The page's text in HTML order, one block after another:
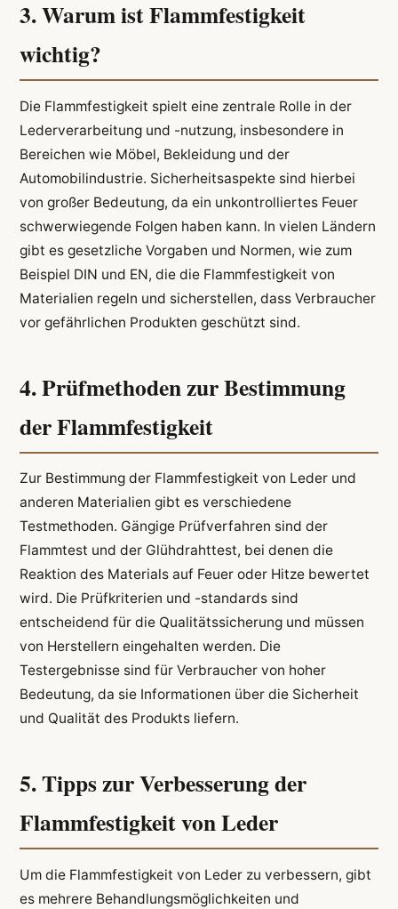
3. Warum ist Flammfestigkeit
wichtig?
Die Flammfestigkeit spielt eine zentrale Rolle in der
Lederverarbeitung und -nutzung, insbesondere in
Bereichen wie Möbel, Bekleidung und der
Automobilindustrie. Sicherheitsaspekte sind hierbei
von großer Bedeutung, da ein unkontrolliertes Feuer
schwerwiegende Folgen haben kann. In vielen Ländern
gibt es gesetzliche Vorgaben und Normen, wie zum
Beispiel DIN und EN, die die Flammfestigkeit von
Materialien regeln und sicherstellen, dass Verbraucher
vor gefährlichen Produkten geschützt sind.
4. Prüfmethoden zur Bestimmung
der Flammfestigkeit
Zur Bestimmung der Flammfestigkeit von Leder und
anderen Materialien gibt es verschiedene
Testmethoden. Gängige Prüfverfahren sind der
Flammtest und der Glühdrahttest, bei denen die
Reaktion des Materials auf Feuer oder Hitze bewertet
wird. Die Prüfkriterien und -standards sind
entscheidend für die Qualitätssicherung und müssen
von Herstellern eingehalten werden. Die
Testergebnisse sind für Verbraucher von hoher
Bedeutung, da sie Informationen über die Sicherheit
und Qualität des Produkts liefern.
5. Tipps zur Verbesserung der
Flammfestigkeit von Leder
Um die Flammfestigkeit von Leder zu verbessern, gibt
es mehrere Behandlungsmöglichkeiten und